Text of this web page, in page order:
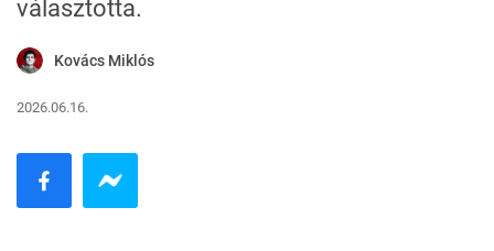
választotta.
Kovács Miklós
2026.06.16.